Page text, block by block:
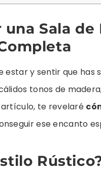
una Sala
estar y sentir que
tonos de
te revelaré
ese encanto